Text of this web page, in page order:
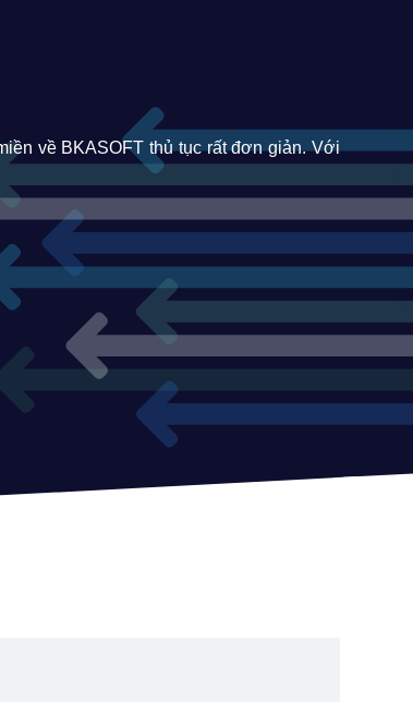
về BKASOFT thủ tục rất đơn giản. Với